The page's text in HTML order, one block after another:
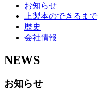
お知らせ
上製本のできるまで
歴史
会社情報
NEWS
お知らせ